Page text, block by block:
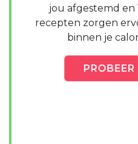
jou afgestemd en
recepten zorgen
binnen je
PROBEER